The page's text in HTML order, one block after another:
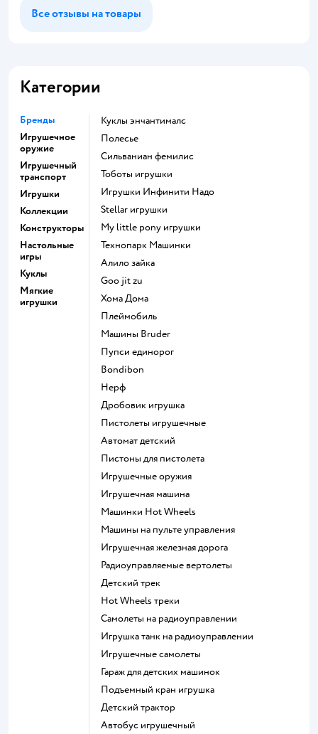
Все отзывы на товары
Категории
Бренды
Игрушечное
оружие
Игрушечный
транспорт
Игрушки
Коллекции
Конструкторы
Настольные
игры
Куклы
Мягкие
игрушки
Куклы энчантималс
Полесье
Сильваниан фемилис
Тоботы игрушки
Игрушки Инфинити Надо
Stellar игрушки
my little pony игрушки
Технопарк Машинки
Алило зайка
Goo jit zu
Хома Дома
Плеймобиль
Машины Bruder
Пупси единорог
Bondibon
Нерф
Дробовик игрушка
Пистолеты игрушечные
Автомат детский
Пистоны для пистолета
Игрушечные оружия
Игрушечная машина
Машинки Hot Wheels
Машины на пульте управления
Игрушечная железная дорога
Радиоуправляемые вертолеты
Детский трек
Hot Wheels треки
Самолеты на радиоуправлении
Игрушка танк на радиоуправлении
Игрушечные самолеты
Гараж для детских машинок
Подъемный кран игрушка
Детский трактор
Автобус игрушечный